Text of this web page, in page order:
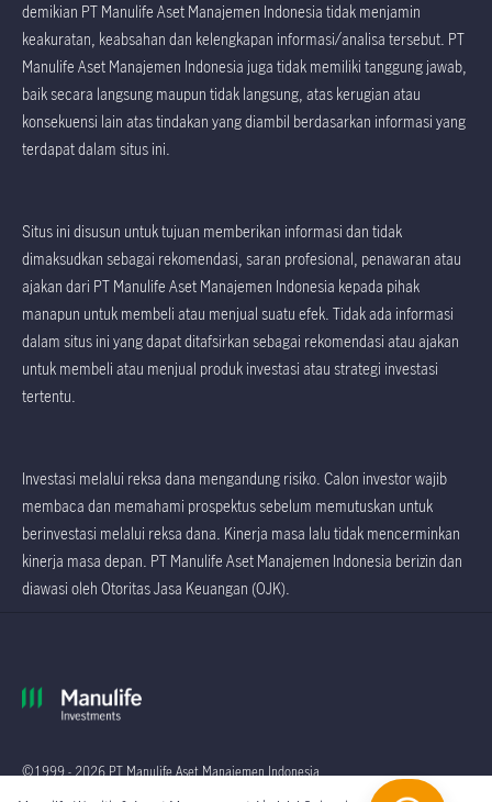
demikian PT Manulife Aset Manajemen Indonesia tidak menjamin
keakuratan, keabsahan dan kelengkapan informasi/analisa tersebut. PT
Manulife Aset Manajemen Indonesia juga tidak memiliki tanggung jawab,
baik secara langsung maupun tidak langsung, atas kerugian atau
konsekuensi lain atas tindakan yang diambil berdasarkan informasi yang
terdapat dalam situs ini.
Situs ini disusun untuk tujuan memberikan informasi dan tidak
dimaksudkan sebagai rekomendasi, saran profesional, penawaran atau
ajakan dari PT Manulife Aset Manajemen Indonesia kepada pihak
manapun untuk membeli atau menjual suatu efek. Tidak ada informasi
dalam situs ini yang dapat ditafsirkan sebagai rekomendasi atau ajakan
untuk membeli atau menjual produk investasi atau strategi investasi
tertentu.
Investasi melalui reksa dana mengandung risiko. Calon investor wajib
membaca dan memahami prospektus sebelum memutuskan untuk
berinvestasi melalui reksa dana. Kinerja masa lalu tidak mencerminkan
kinerja masa depan. PT Manulife Aset Manajemen Indonesia berizin dan
diawasi oleh Otoritas Jasa Keuangan (OJK).
©1999 - 2026 PT Manulife Aset Manajemen Indonesia